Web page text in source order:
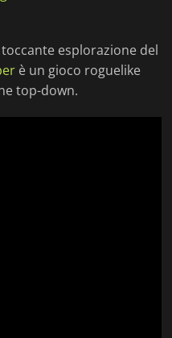
esplorazione del
è un gioco roguelike
top-down.